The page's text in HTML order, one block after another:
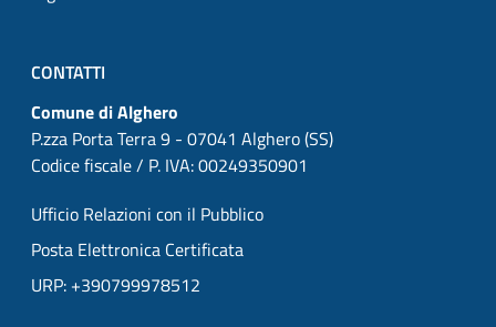
CONTATTI
Comune di Alghero
P.zza Porta Terra 9 - 07041 Alghero (SS)
Codice fiscale / P. IVA: 00249350901
Ufficio Relazioni con il Pubblico
Posta Elettronica Certificata
URP: +390799978512